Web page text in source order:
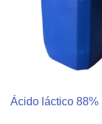
Ácido láctico 88%